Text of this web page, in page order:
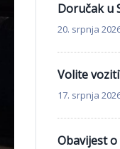
Doručak u
20. srpnja
Volite
17. srpnja
Obavijest